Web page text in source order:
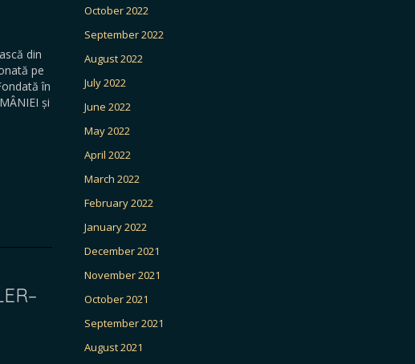
din
pe
în
și
October 2022
September 2022
August 2022
July 2022
June 2022
May 2022
April 2022
March 2022
February 2022
January 2022
December 2021
November 2021
October 2021
September 2021
August 2021